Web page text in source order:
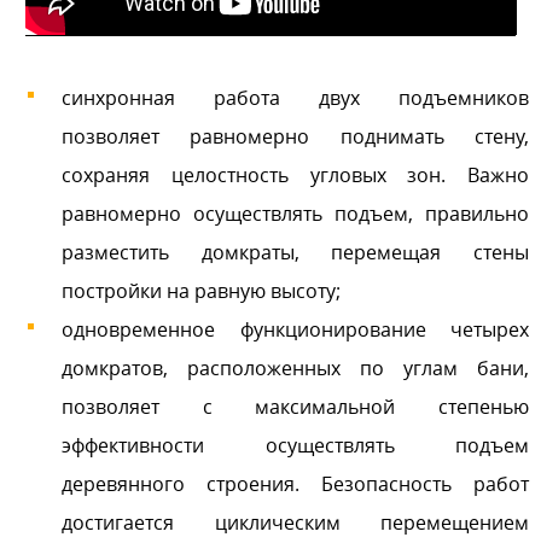
синхронная работа двух подъемников
позволяет равномерно поднимать стену,
сохраняя целостность угловых зон. Важно
равномерно осуществлять подъем, правильно
разместить домкраты, перемещая стены
постройки на равную высоту;
одновременное функционирование четырех
домкратов, расположенных по углам бани,
позволяет с максимальной степенью
эффективности осуществлять подъем
деревянного строения. Безопасность работ
достигается циклическим перемещением